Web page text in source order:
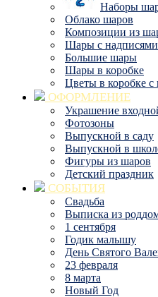
Наборы
Облако шаров
Композиции из
Шары с надписями
Большие шары
Шары в коробке
Цветы в коробке
ОФОРМЛЕНИЕ
Украшение
Фотозоны
Выпускной в саду
Выпускной в
Фигуры из шаров
Детский праздник
СОБЫТИЯ
Свадьба
Выписка из
1 сентября
Годик малышу
День Святого
23 февраля
8 марта
Новый Год